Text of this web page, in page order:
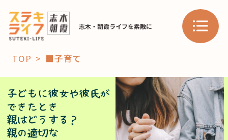
志木・朝霞ライフを素敵に
「コト」
暮らし
TOP ■子育て